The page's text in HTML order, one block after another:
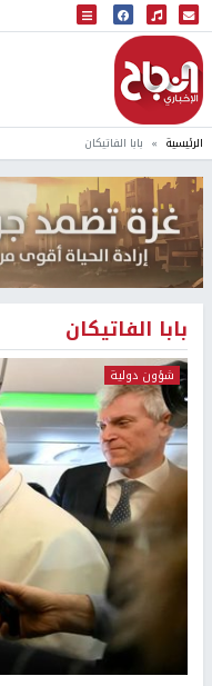
البث المباشر
إذاعة النجاح
الرئيسية بابا الفاتيكان
بابا الفاتيكان
شؤون دولية